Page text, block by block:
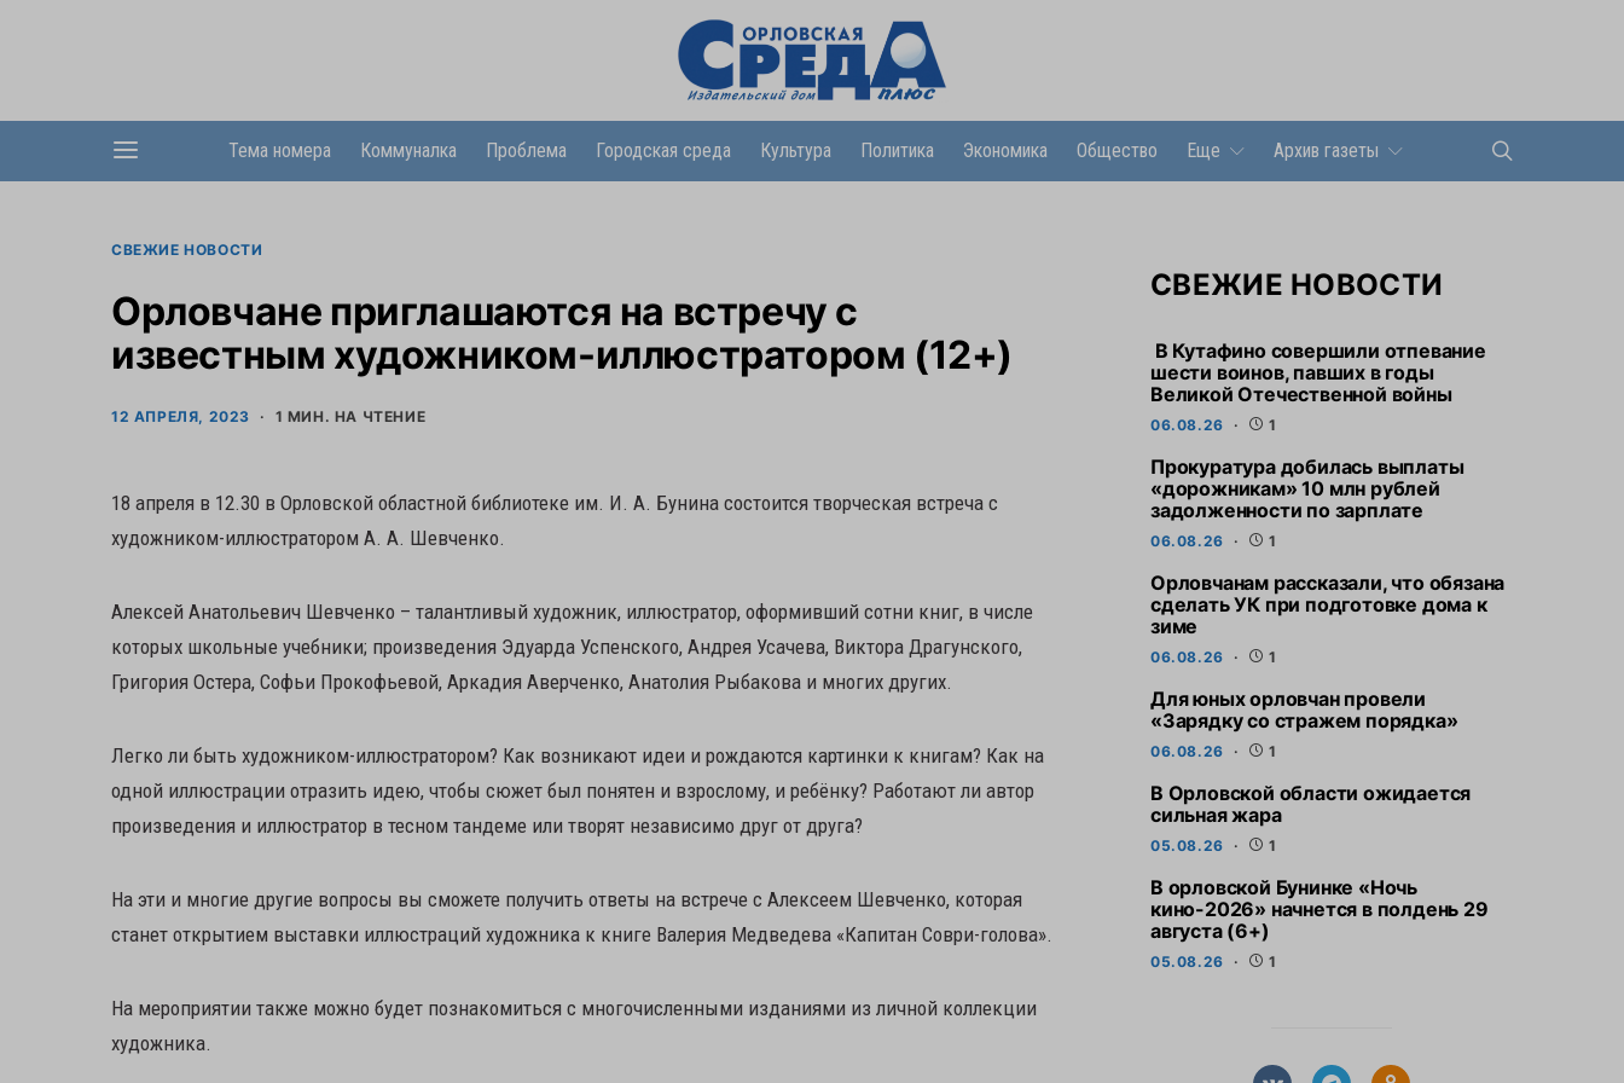
Тема номера Коммуналка Проблема Городская среда Культура Политика Экономика Общество Еще Архив газеты
СВЕЖИЕ НОВОСТИ
Орловчане приглашаются на встречу с
известным художником-иллюстратором (12+)
12 АПРЕЛЯ, 2023 1 МИН. НА ЧТЕНИЕ
18 апреля в 12.30 в Орловской областной библиотеке им. И. А. Бунина состоится творческая встреча с
художником-иллюстратором А. А. Шевченко.
Алексей Анатольевич Шевченко – талантливый художник, иллюстратор, оформивший сотни книг, в числе
которых школьные учебники; произведения Эдуарда Успенского, Андрея Усачева, Виктора Драгунского,
Григория Остера, Софьи Прокофьевой, Аркадия Аверченко, Анатолия Рыбакова и многих других.
Легко ли быть художником-иллюстратором? Как возникают идеи и рождаются картинки к книгам? Как на
одной иллюстрации отразить идею, чтобы сюжет был понятен и взрослому, и ребёнку? Работают ли автор
произведения и иллюстратор в тесном тандеме или творят независимо друг от друга?
На эти и многие другие вопросы вы сможете получить ответы на встрече с Алексеем Шевченко, которая
станет открытием выставки иллюстраций художника к книге Валерия Медведева «Капитан Соври-голова».
На мероприятии также можно будет познакомиться с многочисленными изданиями из личной коллекции
художника.
СВЕЖИЕ НОВОСТИ
В Кутафино совершили отпевание
шести воинов, павших в годы
Великой Отечественной войны
06.08.26 1
Прокуратура добилась выплаты
«дорожникам» 10 млн рублей
задолженности по зарплате
06.08.26 1
Орловчанам рассказали, что обязана
сделать УК при подготовке дома к
зиме
06.08.26 1
Для юных орловчан провели
«Зарядку со стражем порядка»
06.08.26 1
В Орловской области ожидается
сильная жара
05.08.26 1
В орловской Бунинке «Ночь
кино-2026» начнется в полдень 29
августа (6+)
05.08.26 1